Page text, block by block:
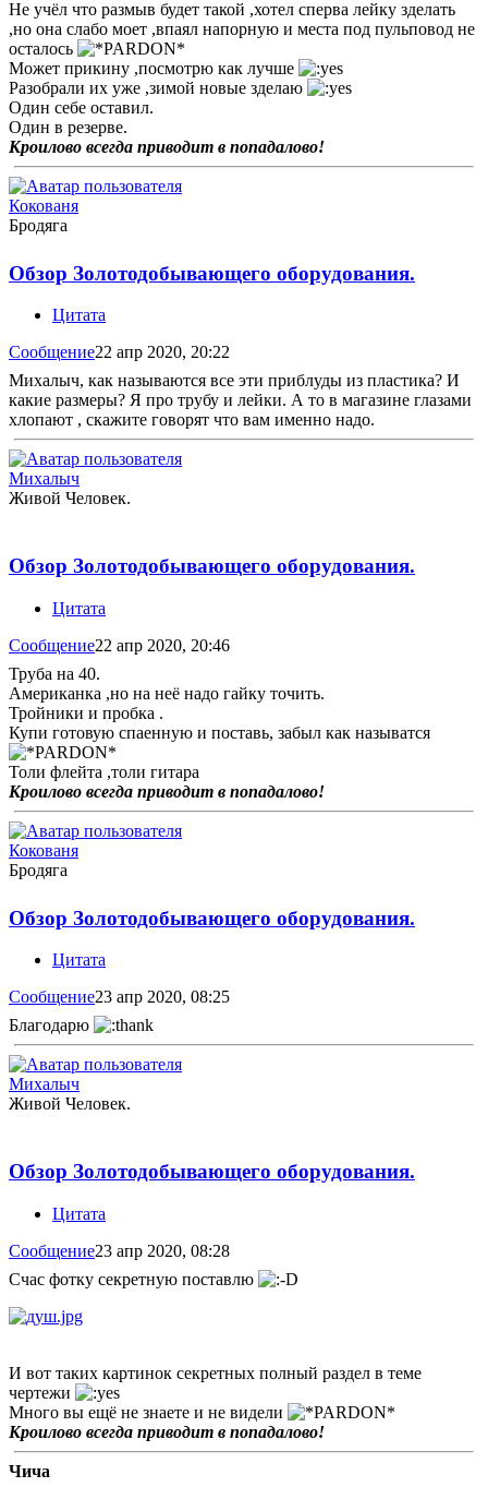
Не учёл что размыв будет такой ,хотел сперва лейку зделать
,но она слабо моет ,впаял напорную и места под пульповод не
осталось
Может прикину ,посмотрю как лучше
Разобрали их уже ,зимой новые зделаю
Один себе оставил.
Один в резерве.
Кроилово всегда приводит в попадалово!
Кокованя
Бродяга
Обзор Золотодобывающего оборудования.
Цитата
Сообщение22 апр 2020, 20:22
Михалыч, как называются все эти приблуды из пластика? И
какие размеры? Я про трубу и лейки. А то в магазине глазами
хлопают , скажите говорят что вам именно надо.
Михалыч
Живой Человек.
Обзор Золотодобывающего оборудования.
Цитата
Сообщение22 апр 2020, 20:46
Труба на 40.
Американка ,но на неё надо гайку точить.
Тройники и пробка .
Купи готовую спаенную и поставь, забыл как называтся
Толи флейта ,толи гитара
Кроилово всегда приводит в попадалово!
Кокованя
Бродяга
Обзор Золотодобывающего оборудования.
Цитата
Сообщение23 апр 2020, 08:25
Благодарю
Михалыч
Живой Человек.
Обзор Золотодобывающего оборудования.
Цитата
Сообщение23 апр 2020, 08:28
Счас фотку секретную поставлю
И вот таких картинок секретных полный раздел в теме
чертежи
Много вы ещё не знаете и не видели
Кроилово всегда приводит в попадалово!
Чича